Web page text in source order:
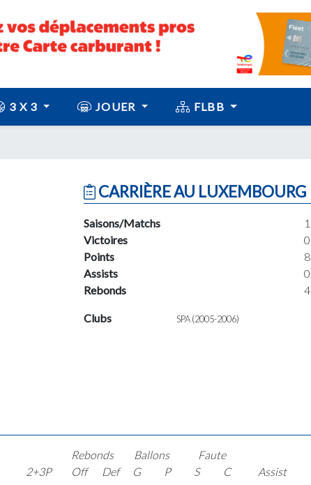
3 X 3 JOUER FLBB
CARRIÈRE AU LUXEMBOURG
Saisons/Matchs 1
Victoires
0
Points
8
Assists
0
Rebonds
4
Clubs SPA (2005-2006)
2+3P
Rebonds
Off
Def
Ballons
G
P
Faute
S
C Assist